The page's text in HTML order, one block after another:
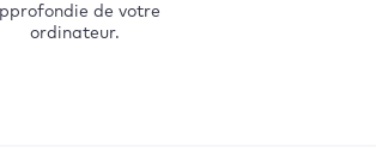
de votre
ordinateur.